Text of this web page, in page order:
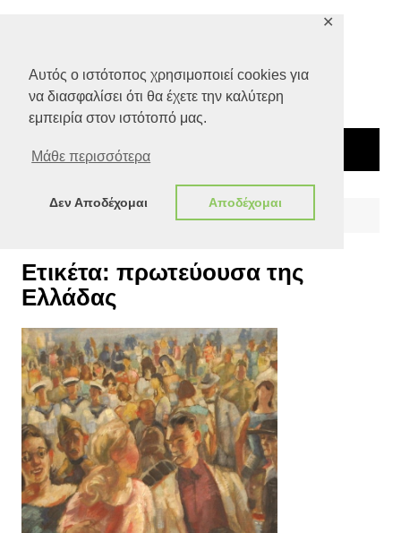
Αυτός ο ιστότοπος χρησιμοποιεί cookies για
να διασφαλίσει ότι θα έχετε την καλύτερη
εμπειρία στον ιστότοπό μας.
Μάθε περισσότερα
Δεν Αποδέχομαι Αποδέχομαι
✕
πρωτεύουσα της Ελλάδας
Ετικέτα: πρωτεύουσα της
Ελλάδας